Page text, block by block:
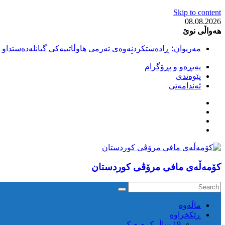
Skip to content
08.08.2026
هەواڵی نوێ
مەریوان؛ ڕادەستکردنەوەی تەرمی هاوڵاتییەکی
سەقز؛ دەسبەسەری دوو گەنج لەلایەن هێزە ئەمنییەکانی
کوژرانی هاوڵاتییەکی خەڵکی سەردەشت لە کاتی کۆڵبەری لە
مەریوان و ڕوانسەر؛ کوژرانی دوو هاوڵاتی لە کاتی
پەیڕەو و پڕۆگرام
پێوەندی
ئەندامەتی
كۆمه‌ڵه‌ی مافی مرۆڤی کوردستان
ماڵه‌وه‌
ڕێکخراوە